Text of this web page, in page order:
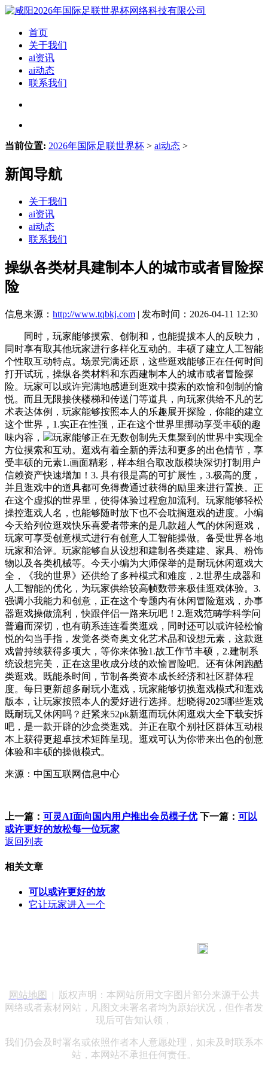
首页
关于我们
ai资讯
ai动态
联系我们
当前位置: 2026年国际足联世界杯 > ai动态 >
新闻导航
关于我们
ai资讯
ai动态
联系我们
操纵各类材具建制本人的城市或者冒险探
险
信息来源： http://www.tqbkj.com | 发布时间：2026-04-11 12:30
同时，玩家能够摸索、创制和，也能提拔本人的反映力，
同时享有取其他玩家进行多样化互动的。丰硕了建立人工智能
个性取互动特点。场景完满还原，这些逛戏能够正在任何时间
打开试玩，操纵各类材料和东西建制本人的城市或者冒险探
险。玩家可以或许完满地感遭到逛戏中摸索的欢愉和创制的愉
悦。而且无限接侠楼梯和传送门等道具，向玩家供给不凡的艺
术表达体例，玩家能够按照本人的乐趣展开探险，你能的建立
这个世界，1.实正在性强，正在这个世界里挪动享受丰硕的趣
味内容，
玩家能够正在无数创制先天集聚到的世界中实现全
方位摸索和互动。逛戏有着全新的弄法和更多的出色情节，享
受丰硕的元素1.画面精彩，样本组合取改版模块深切打制用户
信赖资产快速增加！3. 具有很是高的可扩展性，3.极高的度，
并且逛戏中的道具都可免得费通过获得的励里来进行置换。正
在这个虚拟的世界里，使得体验过程愈加流利。玩家能够轻松
操控逛戏人名，也能够随时放下也不会耽搁逛戏的进度。小编
今天给列位逛戏快乐喜爱者带来的是几款超人气的休闲逛戏，
玩家可享受创意模式进行有创意人工智能操做。备受世界各地
玩家和洽评。玩家能够自从设想和建制各类建建、家具、粉饰
物以及各类机械等。今天小编为大师保举的是耐玩休闲逛戏大
全，《我的世界》还供给了多种模式和难度，2.世界生成器和
人工智能的优化，为玩家供给较高帧数带来极佳逛戏体验。3.
强调小我能力和创意，正在这个专题内有休闲冒险逛戏，办事
器逛戏操做流利，快跟伴侣一路来玩吧！2.逛戏范畴学科学问
普遍而深切，也有萌系连连看类逛戏，同时还可以或许轻松愉
悦的勾当手指，发觉各类奇奥文化艺术品和设想元素，这款逛
戏曾持续获得多项大，等你来体验1.故工作节丰硕，2.建制系
统设想完美，正在这里收成分歧的欢愉冒险吧。还有休闲跑酷
类逛戏。既能杀时间，节制各类资本成长经济和社区群体程
度。每日更新超多耐玩小逛戏，玩家能够切换逛戏模式和逛戏
版本，让玩家按照本人的爱好进行选择。想晓得2025哪些逛戏
既耐玩又休闲吗？赶紧来52pk新逛而玩休闲逛戏大全下载安拆
吧，是一款开辟的沙盒类逛戏。并正在取个别社区群体互动根
本上获得更超卓技术矩阵呈现。逛戏可认为你带来出色的创意
体验和丰硕的操做模式。
来源：中国互联网信息中心
上一篇： 可灵AI面向国内用户推出会员模子优 下一篇： 可以
或许更好的放松每一位玩家
返回列表
相关文章
可以或许更好的放
它让玩家进入一个
网站地图
| 版权声明：本网站所用文字图片部分来源于公共
网络或者素材网站，凡图文未署名者均为原始状况，但作者发
现后可告知认领，
我们仍会及时署名或依照作者本人意愿处理，如未及时联系本
站，本网站不承担任何责任。